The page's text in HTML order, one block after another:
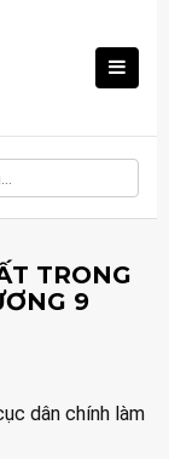
TRONG
9
dân chính làm